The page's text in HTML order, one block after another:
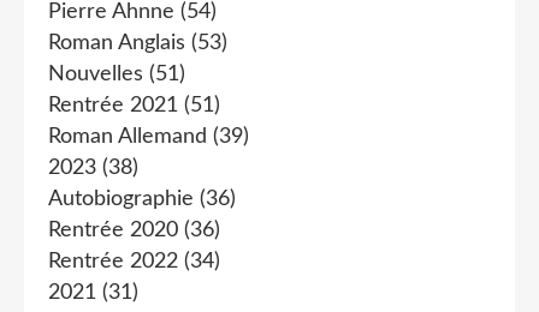
Pierre Ahnne (54)
Roman Anglais (53)
Nouvelles (51)
Rentrée 2021 (51)
Roman Allemand (39)
2023 (38)
Autobiographie (36)
Rentrée 2020 (36)
Rentrée 2022 (34)
2021 (31)